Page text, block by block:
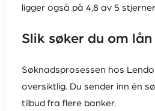
ligger også på 4,8 av 5
Slik søker du om lån
Søknadsprosessen hos
oversiktlig. Du sender inn én
tilbud fra flere banker.